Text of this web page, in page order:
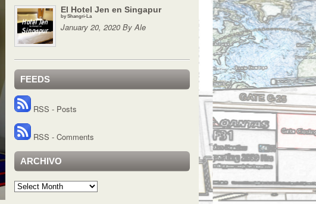
El Hotel Jen en Singapur
by Shangri-La
January 20, 2020 By Ale
FEEDS
RSS - Posts
RSS - Comments
ARCHIVO
Archivo